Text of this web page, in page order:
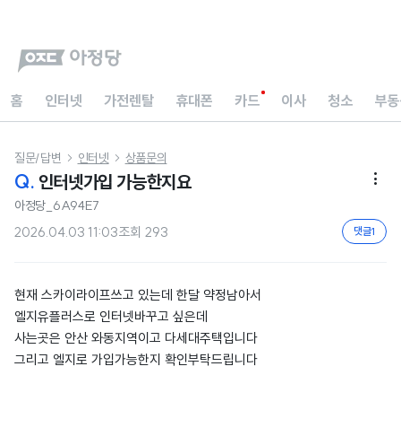
홈 인터넷 가전렌탈 휴대폰 카드 이사 청소 부
질문/답변  인터넷  상품문의
Q. 인터넷가입 가능한지요 
아정당_6A94E7
2026.04.03 11:03조회 293 댓글1
현재 스카이라이프쓰고 있는데 한달 약정남아서
엘지유플러스로 인터넷바꾸고 싶은데
사는곳은 안산 와동지역이고 다세대주택입니다
그리고 엘지로 가입가능한지 확인부탁드립니다